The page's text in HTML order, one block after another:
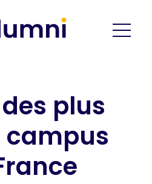
des plus
campus